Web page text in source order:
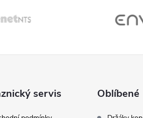
servis Oblíbené